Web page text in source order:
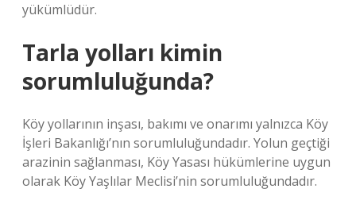
yükümlüdür.
Tarla yolları kimin
sorumluluğunda?
Köy yollarının inşası, bakımı ve onarımı yalnızca Köy
İşleri Bakanlığı’nın sorumluluğundadır. Yolun geçtiği
arazinin sağlanması, Köy Yasası hükümlerine uygun
olarak Köy Yaşlılar Meclisi’nin sorumluluğundadır.